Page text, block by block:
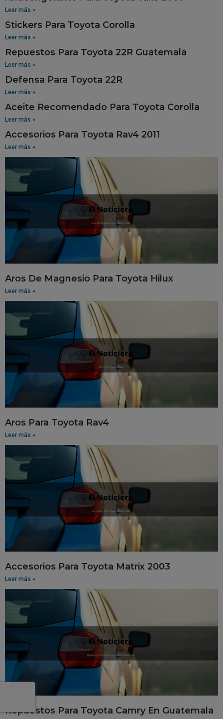
Leer más »
Stickers Para Toyota Corolla
Leer más »
Repuestos Para Toyota 22R Guatemala
Leer más »
Defensa Para Toyota 22R
Leer más »
Aceite Recomendado Para Toyota Corolla
Leer más »
Accesorios Para Toyota Rav4 2011
Leer más »
Aros De Magnesio Para Toyota Hilux
Leer más »
Aros Para Toyota Rav4
Leer más »
Accesorios Para Toyota Matrix 2003
Leer más »
Repuestos Para Toyota Camry En Guatemala